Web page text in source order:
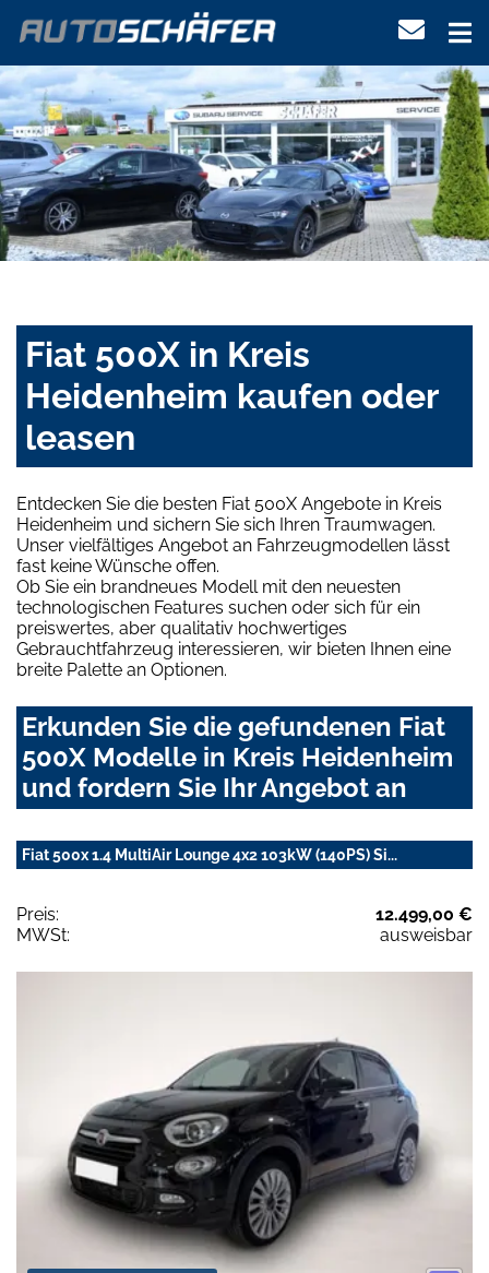
Fiat 500X in Kreis
Heidenheim kaufen oder
leasen
Entdecken Sie die besten Fiat 500X Angebote in Kreis
Heidenheim und sichern Sie sich Ihren Traumwagen.
Unser vielfältiges Angebot an Fahrzeugmodellen lässt
fast keine Wünsche offen.
Ob Sie ein brandneues Modell mit den neuesten
technologischen Features suchen oder sich für ein
preiswertes, aber qualitativ hochwertiges
Gebrauchtfahrzeug interessieren, wir bieten Ihnen eine
breite Palette an Optionen.
Erkunden Sie die gefundenen Fiat
500X Modelle in Kreis Heidenheim
und fordern Sie Ihr Angebot an
Fiat 500x 1.4 MultiAir Lounge 4x2 103kW (140PS) Si...
Preis:
12.499,00 €
MWSt:
ausweisbar